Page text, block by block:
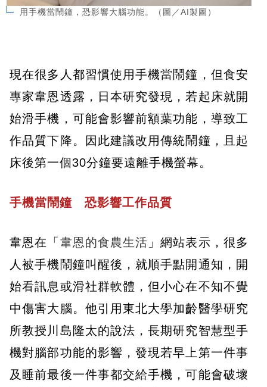
用手機當鬧鐘，恐影響大腦功能。（圖／AI製圖）
現在很多人都習慣使用手機當鬧鐘，但食安
專家韋恩透露，日本研究發現，若起床就開
始滑手機，可能會影響前額葉功能，導致工
作品質下降。因此建議改用傳統鬧鐘，且起
床後第一個30分鐘要遠離手機螢幕。
手機當鬧鐘 恐影響工作品質
韋恩在「 韋恩的食農生活 」網站表示，很多
人被手機鬧鐘叫醒後，就順手點開通知，開
始看訊息或滑社群軟體，但小心在不知不覺
中傷害大腦。他引用東北大學加齡醫學研究
所教授川島隆太的說法，長期研究智慧型手
機對腦部功能的影響，發現若早上第一件事
及睡前最後一件事都交給手機，可能會破壞